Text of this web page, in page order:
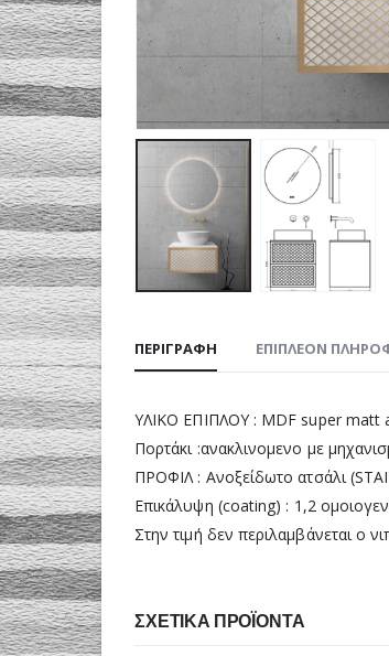
ΠΕΡΙΓΡΑΦΉ ΕΠΙΠΛΈΟΝ
ΥΛΙΚΟ ΕΠΙΠΛΟΥ : MDF super matt
Πορτάκι :ανακλινομενο με
ΠΡΟΦΙΛ : Ανοξείδωτο ατσάλι
Επικάλυψη (coating) : 1,2
Στην τιμή δεν περιλαμβάνεται ο
ΣΧΕΤΙΚΆ ΠΡΟΪΌΝΤΑ